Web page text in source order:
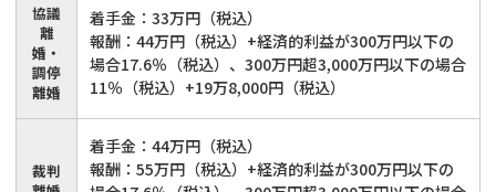
協議
離
婚・
調停
離婚
着手金：33万円（税込）
報酬：44万円（税込）+経済的利益が300万円以下の
場合17.6％（税込）、300万円超3,000万円以下の場合
11％（税込）+19万8,000円（税込）
裁判
着手金：44万円（税込）
報酬：55万円（税込）+経済的利益が300万円以下の